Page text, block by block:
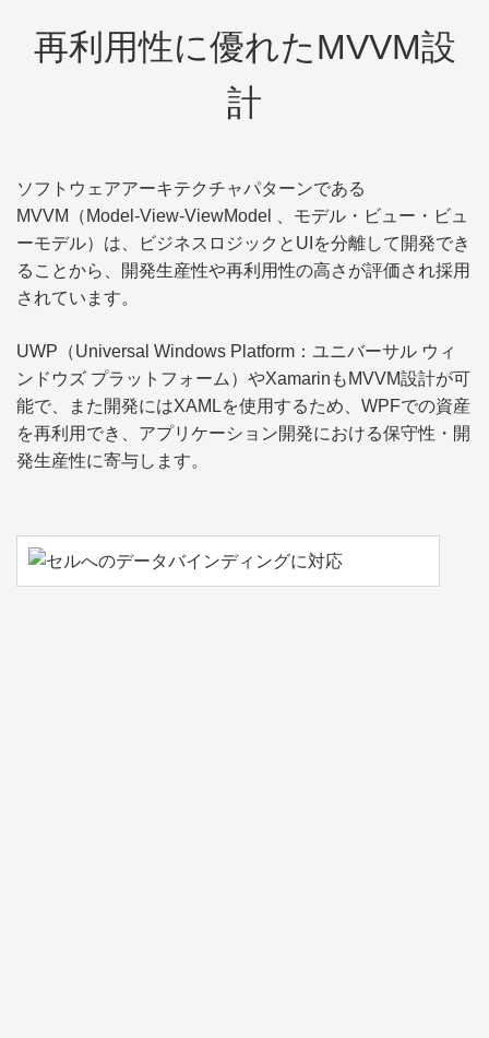
ライブラリを使用すれば、外観をモダンにカスタ
マイズすることも可能です。
ビューワのカスタマイズについて詳しく見る
再利用性に優れたMVVM設
計
ソフトウェアアーキテクチャパターンである
MVVM（Model-View-ViewModel 、モデル・ビュー・ビュ
ーモデル）は、ビジネスロジックとUIを分離して開発でき
ることから、開発生産性や再利用性の高さが評価され採用
されています。
UWP（Universal Windows Platform：ユニバーサル ウィ
ンドウズ プラットフォーム）やXamarinもMVVM設計が可
能で、また開発にはXAMLを使用するため、WPFでの資産
を再利用でき、アプリケーション開発における保守性・開
発生産性に寄与します。